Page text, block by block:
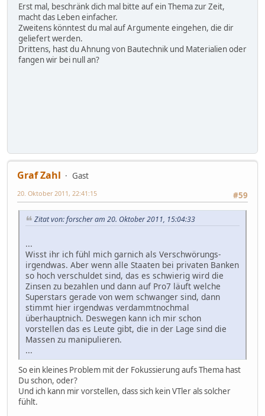
Erst mal, beschränk dich mal bitte auf ein Thema zur Zeit,
macht das Leben einfacher.
Zweitens könntest du mal auf Argumente eingehen, die dir
geliefert werden.
Drittens, hast du Ahnung von Bautechnik und Materialien oder
fangen wir bei null an?
Graf Zahl
Gast
#59
20. Oktober 2011, 22:41:15
Zitat von: forscher am 20. Oktober 2011, 15:04:33
...
Wisst ihr ich fühl mich garnich als Verschwörungs-
irgendwas. Aber wenn alle Staaten bei privaten Banken
so hoch verschuldet sind, das es schwierig wird die
Zinsen zu bezahlen und dann auf Pro7 läuft welche
Superstars gerade von wem schwanger sind, dann
stimmt hier irgendwas verdammtnochmal
überhauptnich. Deswegen kann ich mir schon
vorstellen das es Leute gibt, die in der Lage sind die
Massen zu manipulieren.
...
So ein kleines Problem mit der Fokussierung aufs Thema hast
Du schon, oder?
Und ich kann mir vorstellen, dass sich kein VTler als solcher
fühlt.